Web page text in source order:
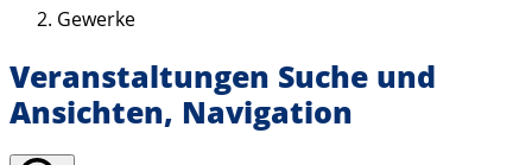
Gewerke
Veranstaltungen Suche und
Ansichten, Navigation